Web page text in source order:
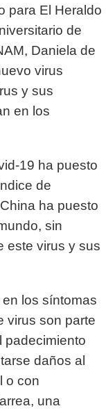
para El Heraldo
de
Daniela de
virus
y sus
en los
19 ha puesto
de
ha puesto
sin
este virus y sus
los síntomas
virus son parte
padecimiento
daños al
o con
una